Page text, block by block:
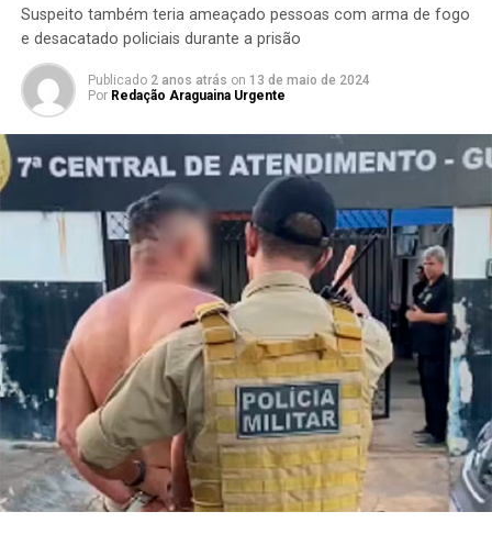
Suspeito também teria ameaçado pessoas com arma de fogo
e desacatado policiais durante a prisão
Publicado 2 anos atrás on 13 de maio de 2024
Por Redação Araguaina Urgente